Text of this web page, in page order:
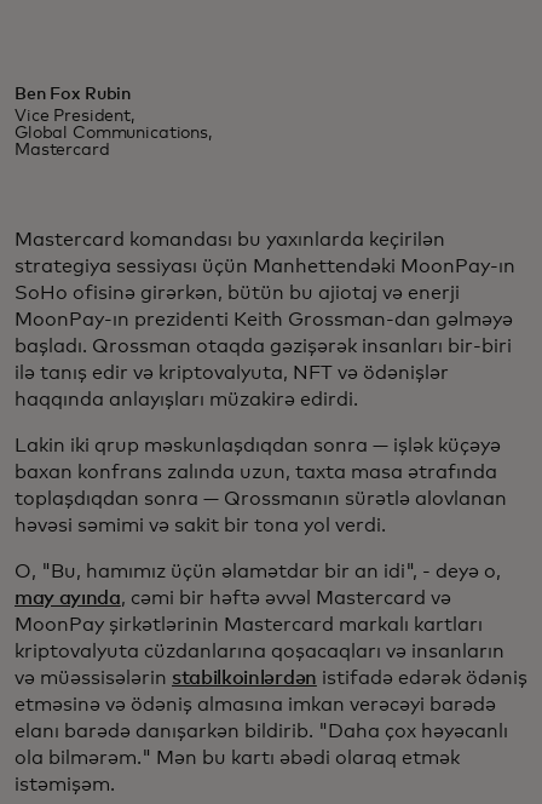
Ben Fox Rubin
Vice President,
Global Communications,
Mastercard
Mastercard komandası bu yaxınlarda keçirilən
strategiya sessiyası üçün Manhettendəki MoonPay-ın
SoHo ofisinə girərkən, bütün bu ajiotaj və enerji
MoonPay-ın prezidenti Keith Grossman-dan gəlməyə
başladı. Qrossman otaqda gəzişərək insanları bir-biri
ilə tanış edir və kriptovalyuta, NFT və ödənişlər
haqqında anlayışları müzakirə edirdi.
Lakin iki qrup məskunlaşdıqdan sonra — işlək küçəyə
baxan konfrans zalında uzun, taxta masa ətrafında
toplaşdıqdan sonra — Qrossmanın sürətlə alovlanan
həvəsi səmimi və sakit bir tona yol verdi.
O, "Bu, hamımız üçün əlamətdar bir an idi", - deyə o,
may ayında, cəmi bir həftə əvvəl Mastercard və
MoonPay şirkətlərinin Mastercard markalı kartları
kriptovalyuta cüzdanlarına qoşacaqları və insanların
və müəssisələrin stabilkoinlərdən istifadə edərək ödəniş
etməsinə və ödəniş almasına imkan verəcəyi barədə
elanı barədə danışarkən bildirib. "Daha çox həyəcanlı
ola bilmərəm." Mən bu kartı əbədi olaraq etmək
istəmişəm.